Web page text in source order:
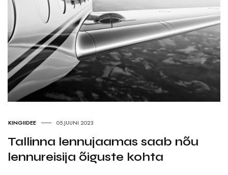
KINGIIDEE 05.JUUNI 2023
Tallinna lennujaamas saab nõu
lennureisija õiguste kohta